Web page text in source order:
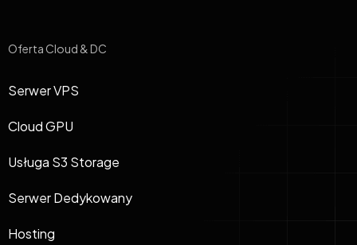
Oferta Cloud & DC
Serwer VPS
Cloud GPU
Usługa S3 Storage
Serwer Dedykowany
Hosting